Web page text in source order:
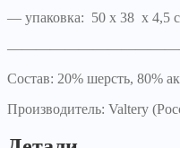
— упаковка: 50 х 38 х 4,5
Состав: 20% шерсть, 80%
Производитель: Valtery